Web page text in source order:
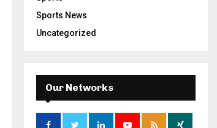
Sports News
Uncategorized
Our Networks